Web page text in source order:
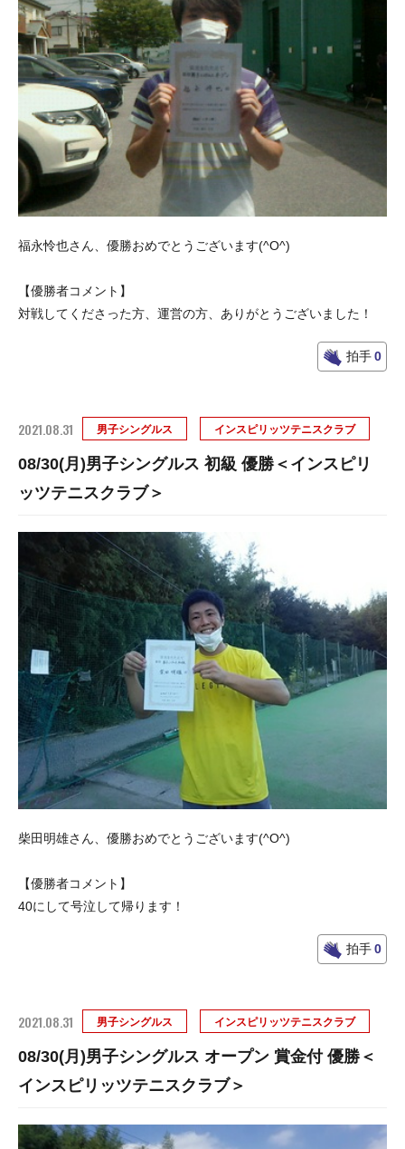
福永怜也さん、優勝おめでとうございます(^O^)
【優勝者コメント】
対戦してくださった方、運営の方、ありがとうございました！
拍手0
2021.08.31 男子シングルス インスピリッツテニスクラブ
08/30(月)男子シングルス 初級 優勝＜インスピリ
ッツテニスクラブ＞
柴田明雄さん、優勝おめでとうございます(^O^)
【優勝者コメント】
40にして号泣して帰ります！
拍手0
2021.08.31 男子シングルス インスピリッツテニスクラブ
08/30(月)男子シングルス オープン 賞金付 優勝＜
インスピリッツテニスクラブ＞